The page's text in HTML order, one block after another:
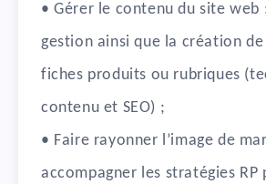
• Gérer le contenu du site web
gestion ainsi que la création
fiches produits ou rubriques
contenu et SEO) ;
• Faire rayonner l’image de
accompagner les stratégies RP